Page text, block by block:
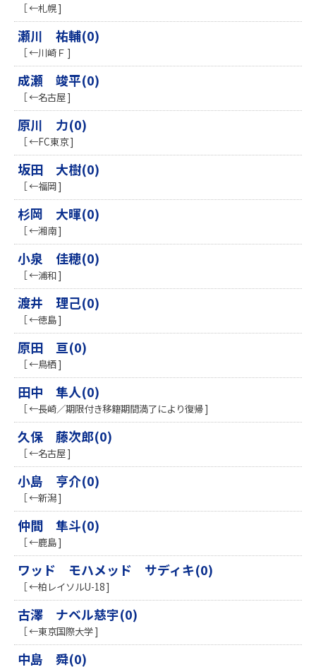
［ ←札幌 ]
瀬川 祐輔(0)
［ ←川崎Ｆ ]
成瀬 竣平(0)
［ ←名古屋 ]
原川 力(0)
［ ←FC東京 ]
坂田 大樹(0)
［ ←福岡 ]
杉岡 大暉(0)
［ ←湘南 ]
小泉 佳穂(0)
［ ←浦和 ]
渡井 理己(0)
［ ←徳島 ]
原田 亘(0)
［ ←鳥栖 ]
田中 隼人(0)
［ ←長崎／期限付き移籍期間満了により復帰 ]
久保 藤次郎(0)
［ ←名古屋 ]
小島 亨介(0)
［ ←新潟 ]
仲間 隼斗(0)
［ ←鹿島 ]
ワッド モハメッド サディキ(0)
［ ←柏レイソルU-18 ]
古澤 ナベル慈宇(0)
［ ←東京国際大学 ]
中島 舜(0)